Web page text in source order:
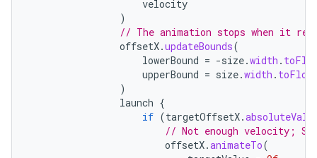
velocity
)
// The animation stops when it
offsetX.updateBounds(
lowerBound = -size.width .
upperBound = size.width .
)
launch {
if (targetOffsetX.
// Not enough velocity;
offsetX.animateTo(